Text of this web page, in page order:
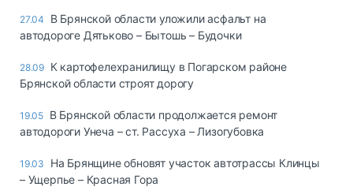
27.04
В Брянской области уложили асфальт на
автодороге Дятьково – Бытошь – Будочки
28.09 К картофелехранилищу в Погарском районе
Брянской области строят дорогу
19.05 В Брянской области продолжается ремонт
автодороги Унеча – ст. Рассуха – Лизогубовка
19.03
На Брянщине обновят участок автотрассы Клинцы
– Ущерпье – Красная Гора